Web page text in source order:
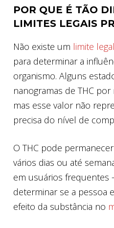
POR QUE É TÃO
LIMITES LEGAIS
Não existe um limite legal
para determinar a
organismo. Alguns
nanogramas de THC
mas esse valor não
precisa do nível de
O THC pode
vários dias ou até
em usuários
determinar se a pessoa
efeito da substância no